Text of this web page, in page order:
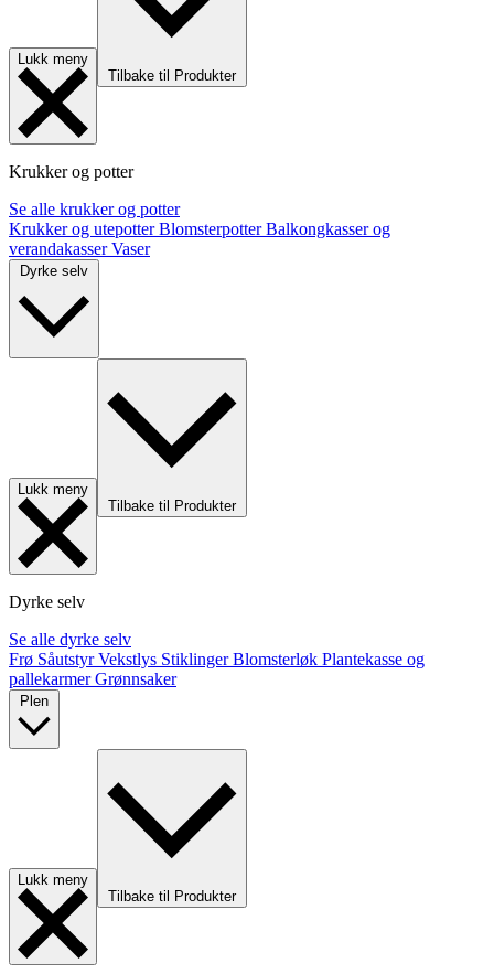
Lukk meny
Tilbake til Produkter
Krukker og potter
Se alle krukker og potter
Krukker og utepotterBlomsterpotterBalkongkasser og
verandakasserVaser
Lukk meny
Tilbake til Produkter
Dyrke selv
Se alle dyrke selv
Frø SåutstyrVekstlys StiklingerBlomsterløk Plantekasse og
pallekarmerGrønnsaker
Lukk meny
Tilbake til Produkter